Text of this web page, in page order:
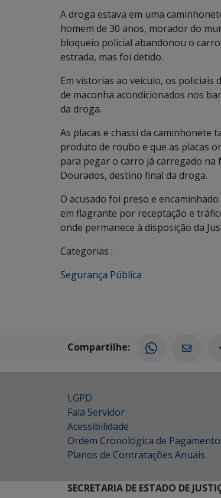
A droga estava em uma
homem de 30 anos, morador do
bloqueio policial abandonou o
estrada, mas foi detido.
Em vistorias ao veículo, os policiais
de maconha acondicionados nos
da droga.
As placas e chassi da caminhonete
produto de roubo e que as placas
para pegar o carro já carregado na
Dourados, destino final da droga.
O acusado foi preso e
em flagrante por receptação e
onde permanece à disposição da
Categorias :
Segurança Pública
Compartilhe:
LGPD
Fala Servidor
Acessibilidade
Ordem Cronológica de
Planos de Contratações Anuais
SECRETARIA DE ESTADO DE